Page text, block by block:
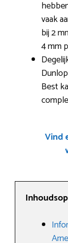
vaak
bij 2
4 mm
Best
Vind